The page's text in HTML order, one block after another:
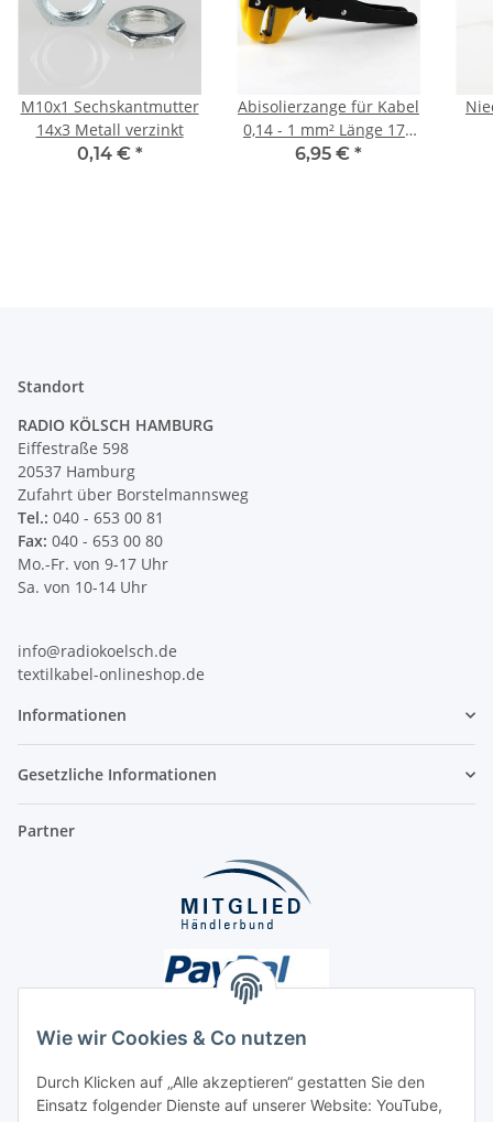
Wie wir Cookies & Co nutzen
Durch Klicken auf „Alle akzeptieren“ gestatten Sie den
Einsatz folgender Dienste auf unserer Website: YouTube,
M10x1 Sechskantmutter
14x3 Metall verzinkt
0,14 € *
Abisolierzange für Kabel
0,14 - 1 mm² Länge 170
mm
6,95 € *
Standort
RADIO KÖLSCH HAMBURG
Eiffestraße 598
20537 Hamburg
Zufahrt über Borstelmannsweg
Tel.: 040 - 653 00 81
Fax: 040 - 653 00 80
Mo.-Fr. von 9-17 Uhr
Sa. von 10-14 Uhr
info@radiokoelsch.de
textilkabel-onlineshop.de
Informationen
Gesetzliche Informationen
Partner
Unsere Seiten